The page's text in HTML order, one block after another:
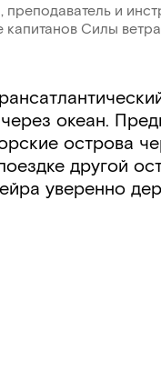
преподаватель и
капитанов Силы ветра
океан.
острова
другой
уверенно